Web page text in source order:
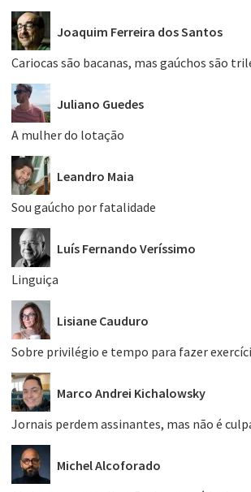
Joaquim Ferreira dos Santos
Cariocas são bacanas, mas gaúchos são
Juliano Guedes
A mulher do lotação
Leandro Maia
Sou gaúcho por fatalidade
Luís Fernando Veríssimo
Linguiça
Lisiane Cauduro
Sobre privilégio e tempo para fazer
Marco Andrei Kichalowsky
Jornais perdem assinantes, mas não é
Michel Alcoforado